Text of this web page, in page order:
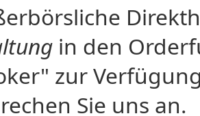
in den
zur
Sie uns an.